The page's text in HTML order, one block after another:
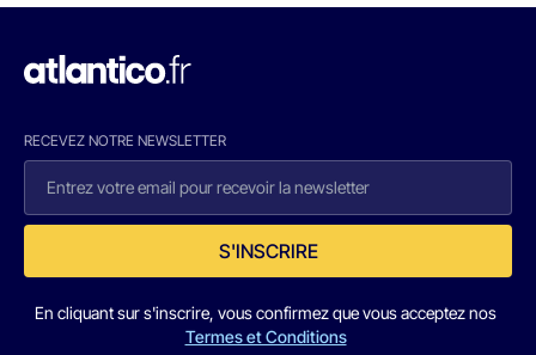
RECEVEZ NOTRE NEWSLETTER
S'INSCRIRE
En cliquant sur s'inscrire, vous confirmez que vous acceptez nos
Termes et Conditions